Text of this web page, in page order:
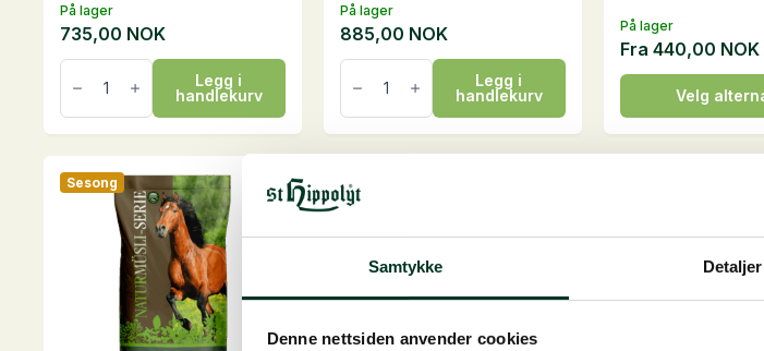
Samtykke Detaljer
Denne nettsiden anvender cookies
På lager
735,00 NOK
EquiGard
Nordic
Müsli,
20
kg
Legg i
handlekurv
På lager
885,00 NOK
EquiGard
Nordic
Pellets,
25
kg
antall
Legg i
handlekurv
På lager
Fra 440,00 NOK
Velg
Dette
produktet
har
på
Sesong